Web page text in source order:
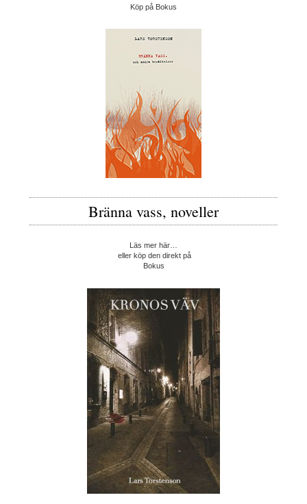
Köp på Bokus
Bränna vass, noveller
Läs mer här…
eller köp den direkt på
Bokus